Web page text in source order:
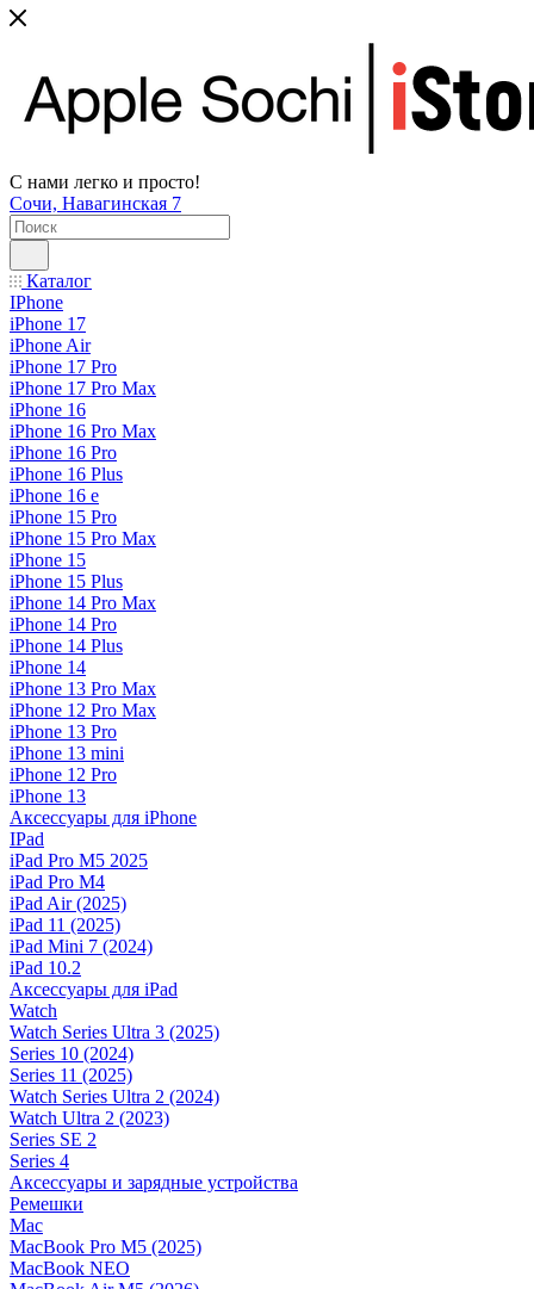
С нами легко и просто!
Сочи, Навагинская 7
Каталог
IPhone
iPhone 17
iPhone Air
iPhone 17 Pro
iPhone 17 Pro Max
iPhone 16
iPhone 16 Pro Max
iPhone 16 Pro
iPhone 16 Plus
iPhone 16 e
iPhone 15 Pro
iPhone 15 Pro Max
iPhone 15
iPhone 15 Plus
iPhone 14 Pro Max
iPhone 14 Pro
iPhone 14 Plus
iPhone 14
iPhone 13 Pro Max
iPhone 12 Pro Max
iPhone 13 Pro
iPhone 13 mini
iPhone 12 Pro
iPhone 13
Аксессуары для iPhone
IPad
iPad Pro M5 2025
iPad Pro M4
iPad Air (2025)
iPad 11 (2025)
iPad Mini 7 (2024)
iPad 10.2
Аксессуары для iPad
Watch
Watch Series Ultra 3 (2025)
Series 10 (2024)
Series 11 (2025)
Watch Series Ultra 2 (2024)
Watch Ultra 2 (2023)
Series SE 2
Series 4
Аксессуары и зарядные устройства
Ремешки
Mac
MacBook Pro M5 (2025)
MacBook NEO